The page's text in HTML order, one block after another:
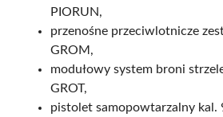
PIORUN,
przenośne przeciwlotnicze
GROM,
modułowy system broni
GROT,
pistolet samopowtarzalny kal.